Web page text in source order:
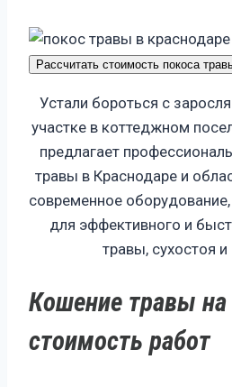
Рассчитать стоимость покоса
Устали бороться с
участке в коттеджном
предлагает
травы в Краснодаре и
современное
для эффективного и
травы, сухостоя
Кошение травы на
стоимость работ